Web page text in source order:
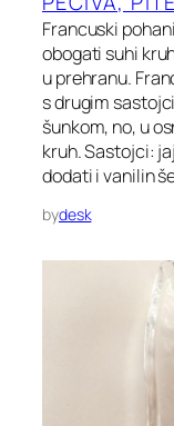
Francuski
obogati suhi
u prehranu.
s drugim
šunkom, no, u
kruh. Sastojci:
dodati i vanilin
bydesk